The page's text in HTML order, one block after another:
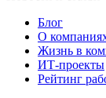
Блог
О
Жизнь в
ИТ-проекты
Рейтинг